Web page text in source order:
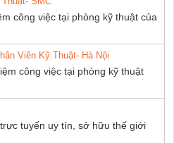
công việc tại phòng kỹ thuật của
Viên Kỹ Thuật- Hà Nội
công việc tại phòng kỹ thuật
tuyến uy tín, sở hữu thế giới